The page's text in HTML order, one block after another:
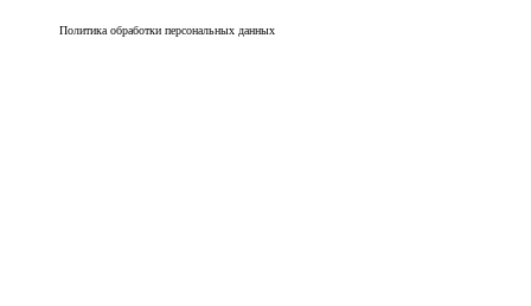
Политика обработки персональных данных